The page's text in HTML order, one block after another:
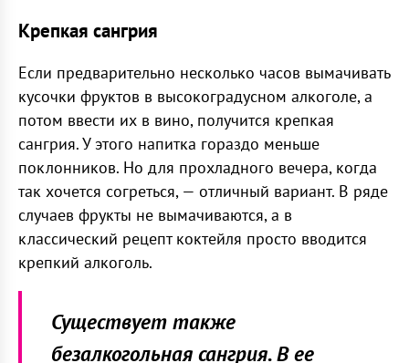
Крепкая сангрия
Если предварительно несколько часов вымачивать
кусочки фруктов в высокоградусном алкоголе, а
потом ввести их в вино, получится крепкая
сангрия. У этого напитка гораздо меньше
поклонников. Но для прохладного вечера, когда
так хочется согреться, — отличный вариант. В ряде
случаев фрукты не вымачиваются, а в
классический рецепт коктейля просто вводится
крепкий алкоголь.
Существует также
безалкогольная сангрия. В ее